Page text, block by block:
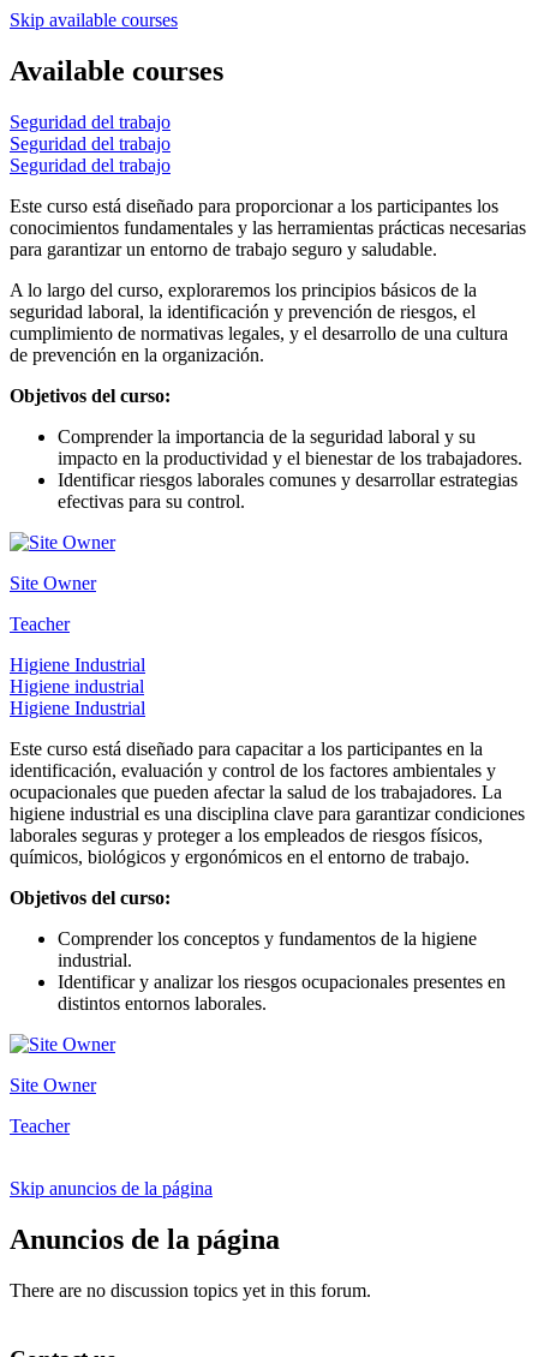
Skip available courses
Available courses
Seguridad del trabajo
Seguridad del trabajo
Seguridad del trabajo
Este curso está diseñado para proporcionar a los participantes los
conocimientos fundamentales y las herramientas prácticas necesarias
para garantizar un entorno de trabajo seguro y saludable.
A lo largo del curso, exploraremos los principios básicos de la
seguridad laboral, la identificación y prevención de riesgos, el
cumplimiento de normativas legales, y el desarrollo de una cultura
de prevención en la organización.
Objetivos del curso:
Comprender la importancia de la seguridad laboral y su
impacto en la productividad y el bienestar de los trabajadores.
Identificar riesgos laborales comunes y desarrollar estrategias
efectivas para su control.
Site Owner
Teacher
Higiene Industrial
Higiene industrial
Higiene Industrial
Este curso está diseñado para capacitar a los participantes en la
identificación, evaluación y control de los factores ambientales y
ocupacionales que pueden afectar la salud de los trabajadores. La
higiene industrial es una disciplina clave para garantizar condiciones
laborales seguras y proteger a los empleados de riesgos físicos,
químicos, biológicos y ergonómicos en el entorno de trabajo.
Objetivos del curso:
Comprender los conceptos y fundamentos de la higiene
industrial.
Identificar y analizar los riesgos ocupacionales presentes en
distintos entornos laborales.
Site Owner
Teacher
Skip anuncios de la página
Anuncios de la página
There are no discussion topics yet in this forum.